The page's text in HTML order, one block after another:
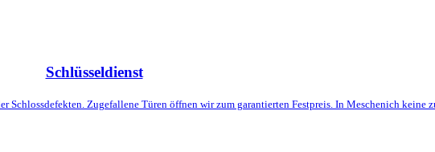
Schlüsseldienst
Zugefallene Türen öffnen wir zum garantierten Festpreis. In Meschenich keine